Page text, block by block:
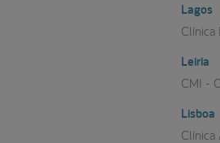
Lagos
Clínica
Leiria
CMI -
Lisboa
Clínica